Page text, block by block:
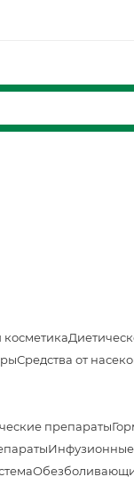
косметика
Средства от
препараты